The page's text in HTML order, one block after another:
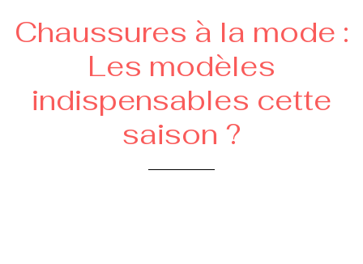
Chaussures à la mode :
Les modèles
indispensables cette
saison ?